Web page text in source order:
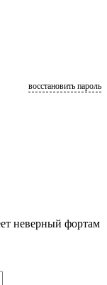
восстановить пароль
неверный фортам